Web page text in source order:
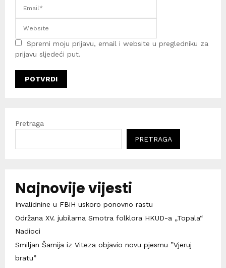
Spremi moju prijavu, email i website u pregledniku za
prijavu sljedeći put.
Pretraga
PRETRAGA
Najnovije vijesti
Invalidnine u FBiH uskoro ponovno rastu
Održana XV. jubilarna Smotra folklora HKUD-a „Topala“
Nadioci
Smiljan Šamija iz Viteza objavio novu pjesmu ”Vjeruj
bratu”